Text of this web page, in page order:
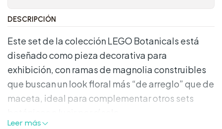
DESCRIPCIÓN
Este set de la colección LEGO Botanicals está
diseñado como pieza decorativa para
exhibición, con ramas de magnolia construibles
que buscan un look floral más “de arreglo” que de
maceta, ideal para complementar otros sets
Leer más